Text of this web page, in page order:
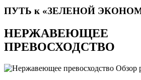
ПУТЬ к «ЗЕЛЕНОЙ
НЕРЖАВЕЮЩЕЕ
ПРЕВОСХОДСТВО
Обзор